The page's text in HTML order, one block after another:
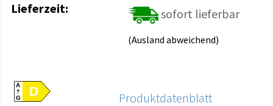
Lieferzeit: sofort lieferbar
(Ausland abweichend)
A
GD Produktdatenblatt